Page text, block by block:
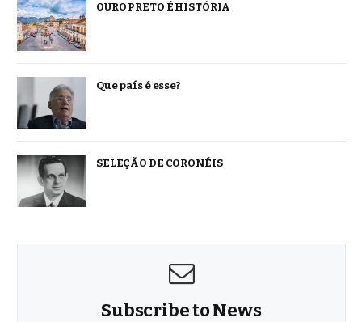
OURO PRETO É HISTÓRIA
Que país é esse?
SELEÇÃO DE CORONÉIS
Subscribe to News